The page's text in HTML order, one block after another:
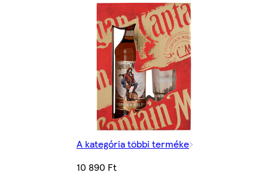
A kategória többi terméke
10 890 Ft